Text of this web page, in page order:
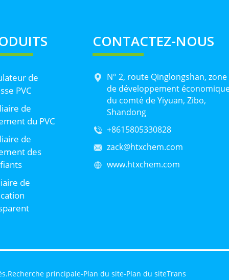
de
PVC
de
du PVC
de
des
de
CONTACTEZ-NOUS
N° 2, route Qinglongshan, zone
de développement
du comté de Yiyuan, Zibo,
Shandong
+8615805330828
zack@htxchem.com
www.htxchem.com
Recherche principale-Plan du site-Plan du siteTrans